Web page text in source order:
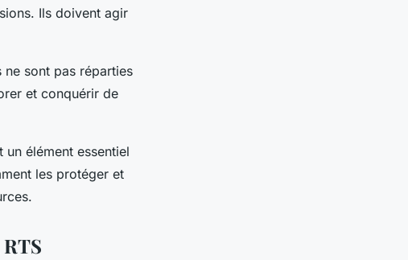
Ils doivent agir
ne sont pas réparties
et conquérir de
élément essentiel
les protéger et